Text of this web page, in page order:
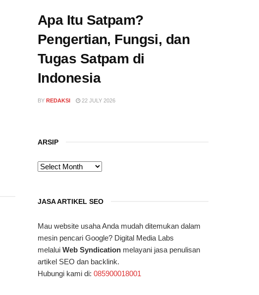
Apa Itu Satpam?
Pengertian, Fungsi, dan
Tugas Satpam di
Indonesia
BY REDAKSI 22 JULY 2026
ARSIP
ARSIP
JASA ARTIKEL SEO
Mau website usaha Anda mudah ditemukan dalam
mesin pencari Google? Digital Media Labs
melalui Web Syndication melayani jasa penulisan
artikel SEO dan backlink.
Hubungi kami di: 085900018001